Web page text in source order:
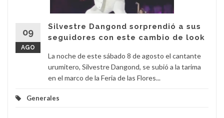
09
AGO
Silvestre Dangond sorprendió a sus
seguidores con este cambio de look
La noche de este sábado 8 de agosto el cantante
urumitero, Silvestre Dangond, se subió a la tarima
en el marco de la Feria de las Flores...
Generales